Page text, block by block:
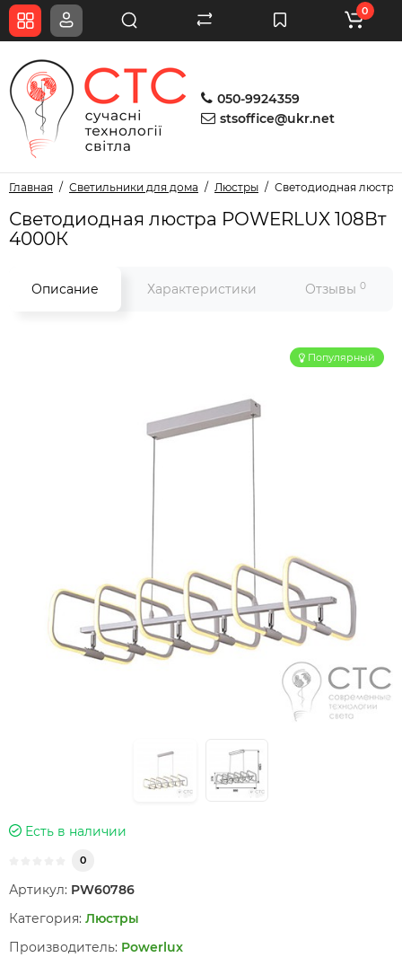
050-9924359
stsoffice@ukr.net
0
Главная Светильники для дома Люстры Светодиодная
Светодиодная люстра POWERLUX 108Вт
4000К
Описание Характеристики Отзывы 0
Популярный
Есть в наличии
0
Артикул: PW60786
Категория: Люстры
Производитель: Powerlux